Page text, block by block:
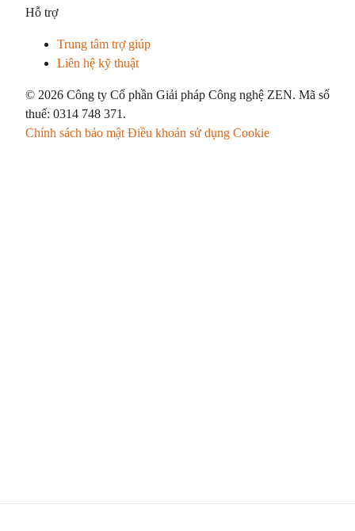
Hỗ trợ
Trung tâm trợ giúp
Liên hệ kỹ thuật
© 2026 Công ty Cổ phần Giải pháp Công nghệ ZEN. Mã số
thuế: 0314 748 371.
Chính sách bảo mật Điều khoản sử dụng Cookie